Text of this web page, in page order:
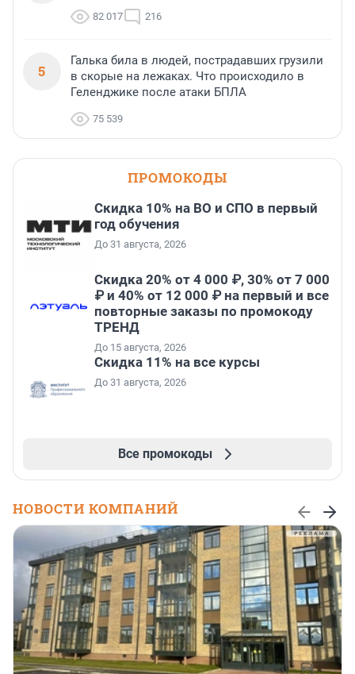
82 017 216
5
Галька била в людей, пострадавших грузили
в скорые на лежаках. Что происходило в
Геленджике после атаки БПЛА
75 539
ПРОМОКОДЫ
Скидка 10% на ВО и СПО в первый
год обучения
До 31 августа, 2026
Скидка 20% от 4 000 ₽, 30% от 7 000
₽ и 40% от 12 000 ₽ на первый и все
повторные заказы по промокоду
ТРЕНД
До 15 августа, 2026
Скидка 11% на все курсы
До 31 августа, 2026
Все промокоды
НОВОСТИ КОМПАНИЙ